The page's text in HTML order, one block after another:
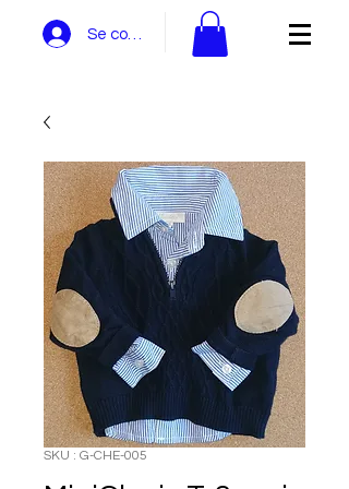
Se connecter
SKU : G-CHE-005